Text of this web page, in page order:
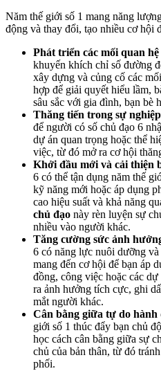
Năm thế giới số 1 mang năng
động và thay đổi, tạo nhiều cơ hội
Phát triển các mối quan
khuyến khích chỉ số đường
xây dựng và củng cố các
hợp để giải quyết hiểu lầm,
sâu sắc với gia đình, bạn bè
Thăng tiến trong sự
để người có số chủ đạo 6
dự án quan trọng hoặc thể
việc, từ đó mở ra cơ hội
Khởi đầu mới và cải thiện
6 có thể tận dụng năm thế
kỹ năng mới hoặc áp dụng
cao hiệu suất và khả năng
chủ đạo này rèn luyện sự
nhiều vào người khác.
Tăng cường sức ảnh
6 có năng lực nuôi dưỡng
mang đến cơ hội để bạn áp
đồng, công việc hoặc các
ra ảnh hưởng tích cực, ghi
mắt người khác.
Cân bằng giữa tự do hành
giới số 1 thúc đẩy bạn chủ
học cách cân bằng giữa sự
chủ của bản thân, từ đó
phối.